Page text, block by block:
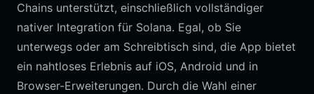
Chains unterstützt, einschließlich vollständiger
nativer Integration für Solana. Egal, ob Sie
unterwegs oder am Schreibtisch sind, die App bietet
ein nahtloses Erlebnis auf iOS, Android und in
Browser-Erweiterungen. Durch die Wahl einer